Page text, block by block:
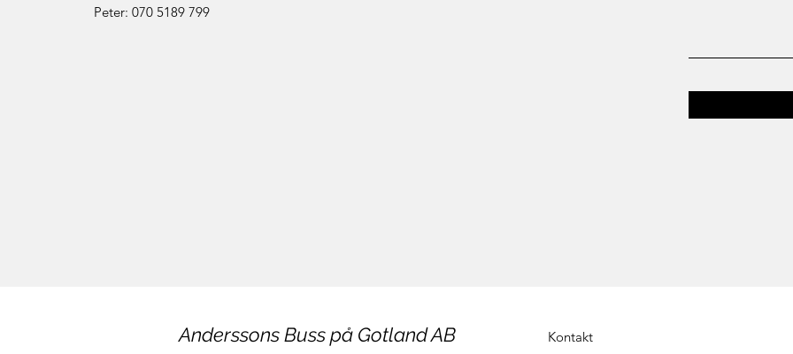
Peter: 070 5189 799
Anderssons Buss på Gotland AB Kontakt